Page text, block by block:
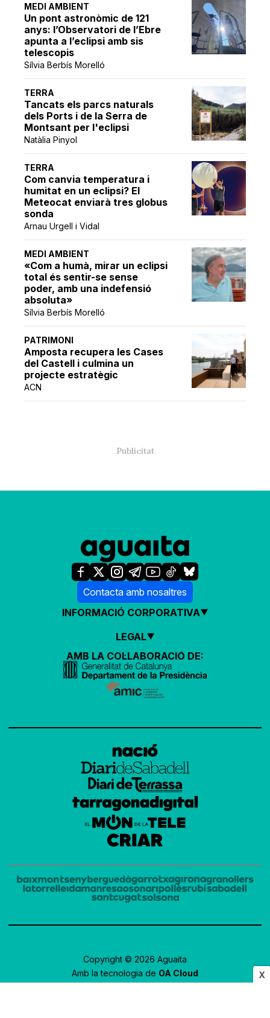
X
MEDI AMBIENT
Un pont astronòmic de 121
anys: l’Observatori de l’Ebre
apunta a l’eclipsi amb sis
telescopis
Sílvia Berbís Morelló
TERRA
Tancats els parcs naturals
dels Ports i de la Serra de
Montsant per l'eclipsi
Natàlia Pinyol
TERRA
Com canvia temperatura i
humitat en un eclipsi? El
Meteocat enviarà tres globus
sonda
Arnau Urgell i Vidal
MEDI AMBIENT
«Com a humà, mirar un eclipsi
total és sentir-se sense
poder, amb una indefensió
absoluta»
Sílvia Berbís Morelló
PATRIMONI
Amposta recupera les Cases
del Castell i culmina un
projecte estratègic
ACN
Contacta amb nosaltres
INFORMACIÓ CORPORATIVA
LEGAL
AMB LA COL·LABORACIÓ DE:
Copyright © 2026 Aguaita
Amb la tecnologia de OA Cloud